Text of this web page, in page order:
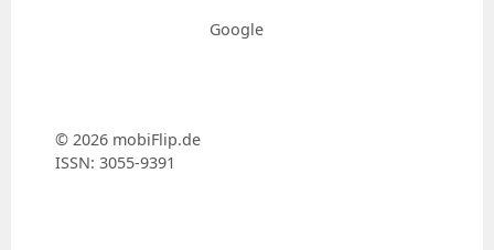
Google
© 2026 mobiFlip.de
ISSN: 3055-9391